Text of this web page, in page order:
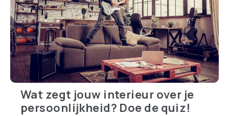
Wat zegt jouw interieur over je
persoonlijkheid? Doe de quiz!